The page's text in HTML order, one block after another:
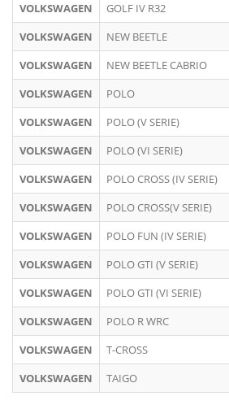
VOLKSWAGEN
GOLF IV R32
VOLKSWAGEN
NEW BEETLE
VOLKSWAGEN
NEW BEETLE CABRIO
VOLKSWAGEN
POLO
VOLKSWAGEN
POLO (V SERIE)
VOLKSWAGEN
POLO (VI SERIE)
VOLKSWAGEN
POLO CROSS (IV SERIE)
VOLKSWAGEN
POLO CROSS(V SERIE)
VOLKSWAGEN
POLO FUN (IV SERIE)
VOLKSWAGEN
POLO GTI (V SERIE)
VOLKSWAGEN
POLO GTI (VI SERIE)
VOLKSWAGEN
POLO R WRC
VOLKSWAGEN
T-CROSS
VOLKSWAGEN
TAIGO